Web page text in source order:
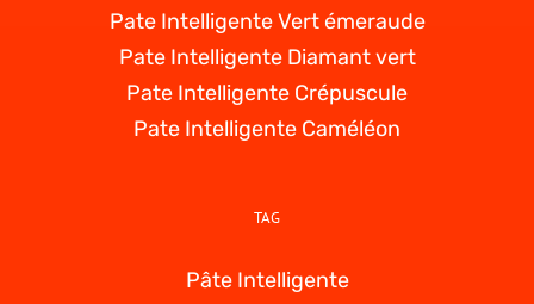
Pate Intelligente Vert émeraude
Pate Intelligente Diamant vert
Pate Intelligente Crépuscule
Pate Intelligente Caméléon
TAG
Pâte Intelligente